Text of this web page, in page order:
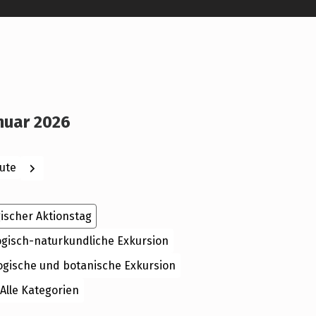
2026
Weiter
Aktionstag
naturkundliche Exkursion
und botanische Exkursion
Alle Kategorien